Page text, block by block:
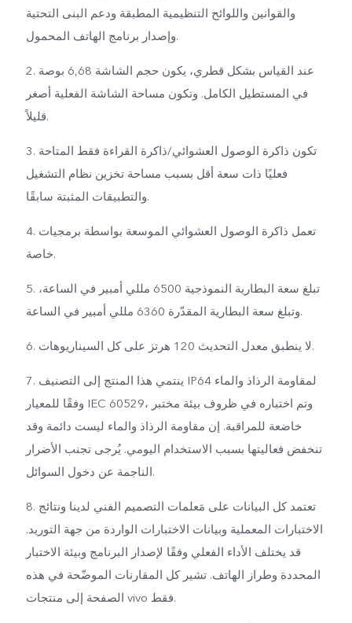
والقوانين واللوائح التنظيمية المطبقة ودعم البنى التحتية
وإصدار برنامج الهاتف المحمول.
2. عند القياس بشكل قطري، يكون حجم الشاشة 6,68 بوصة
في المستطيل الكامل. وتكون مساحة الشاشة الفعلية أصغر
قليلاً.
3. تكون ذاكرة الوصول العشوائي/ذاكرة القراءة فقط المتاحة
فعليًا ذات سعة أقل بسبب مساحة تخزين نظام التشغيل
والتطبيقات المثبتة سابقًا.
4. تعمل ذاكرة الوصول العشوائي الموسعة بواسطة برمجيات
خاصة.
5. تبلغ سعة البطارية النموذجية 6500 مللي أمبير في الساعة،
وتبلغ سعة البطارية المقدّرة 6360 مللي أمبير في الساعة.
6. لا ينطبق معدل التحديث 120 هرتز على كل السيناريوهات.
7. ينتمي هذا المنتج إلى التصنيف IP64 لمقاومة الرذاذ والماء
وفقًا للمعيار IEC 60529، وتم اختباره في ظروف بيئة مختبر
خاضعة للمراقبة. إن مقاومة الرذاذ والماء ليست دائمة وقد
تنخفض فعاليتها بسبب الاستخدام اليومي. يُرجى تجنب الأضرار
الناجمة عن دخول السوائل.
8. تعتمد كل البيانات على مَعلمات التصميم الفني لدينا ونتائج
الاختبارات المعملية وبيانات الاختبارات الواردة من جهة التوريد.
قد يختلف الأداء الفعلي وفقًا لإصدار البرنامج وبيئة الاختبار
المحددة وطراز الهاتف. تشير كل المقارنات الموضّحة في هذه
الصفحة إلى منتجات vivo فقط.